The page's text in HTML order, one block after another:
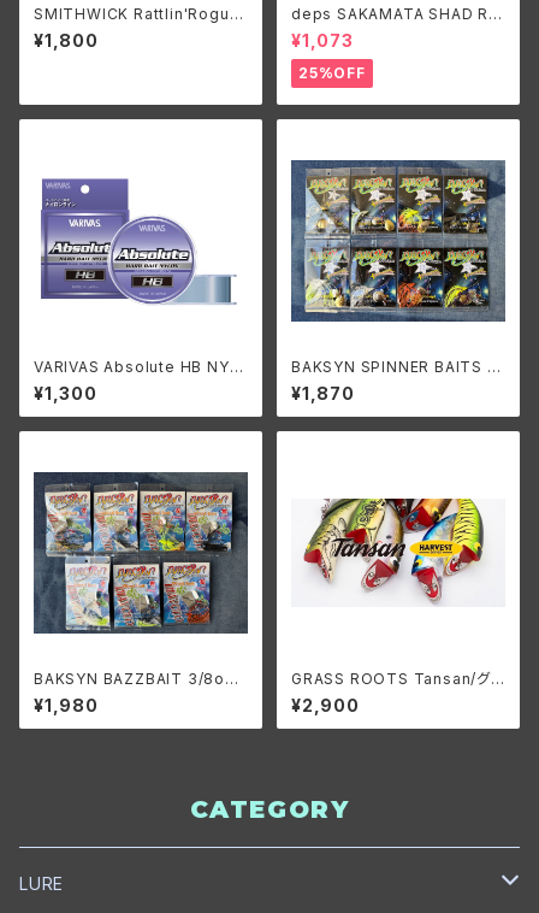
SMITHWICK Rattlin'Rogue
ARB1200/スミスウィック ラトリ
ンログ ARB1200
¥1,800
deps SAKAMATA SHAD RE
AL 6''/デプス サカマタシャッド
リアル 6インチ
¥1,073
25%OFF
VARIVAS Absolute HB NYL
ON 14~20lb./バリバス アブソ
リュート HBナイロン 14~20lb.
¥1,300
BAKSYN SPINNER BAITS 3/
8oz. DIAVOLO CT /バクシン
スピナーベイト 3/8oz. ディア
ヴロ
¥1,870
BAKSYN BAZZBAIT 3/8oz.
DIAVOLO/バクシン バズベイト
3/8oz. ディアヴロ
¥1,980
GRASS ROOTS Tansan/グラ
スルーツ タンサン
¥2,900
CATEGORY
LURE